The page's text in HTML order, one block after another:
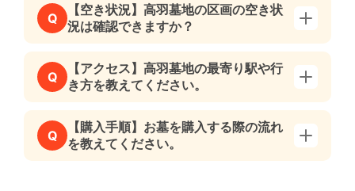
Q
【空き状況】高羽墓地の区画の空き状
況は確認できますか？
Q
【アクセス】高羽墓地の最寄り駅や行
き方を教えてください。
Q
【購入手順】お墓を購入する際の流れ
を教えてください。